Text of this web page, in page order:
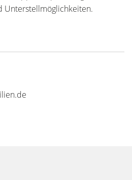
Unterstellmöglichkeiten.